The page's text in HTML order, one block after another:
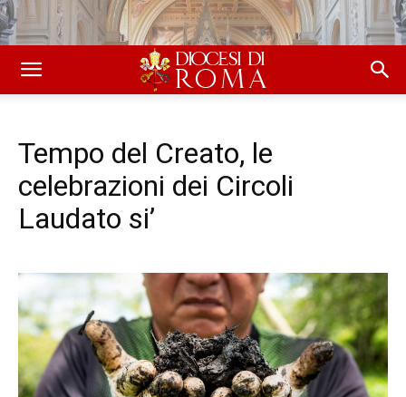
Tempo del Creato, le
celebrazioni dei Circoli
Laudato si’